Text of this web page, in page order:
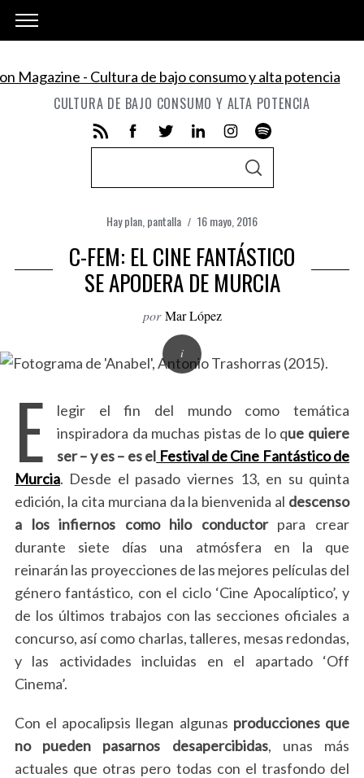
CULTURA DE BAJO CONSUMO Y ALTA POTENCIA
c
h
f
:
S
C
H
Hay plan pantalla 16 mayo, 2016
C-FEM: EL CINE FANTÁSTICO
SE APODERA DE MURCIA
por Mar López
E
legir el fin del mundo como temática
inspiradora da muchas pistas de lo que quiere
ser – y es – esel Festival de Cine Fantástico de
Murcia. Desde el pasado viernes 13, en su quinta
edición, la cita murciana da la bienvenida al descenso
a los infiernos como hilo conductorpara crear
durante siete días una atmósfera en la que
reinarán las proyecciones de las mejores películas del
género fantástico, con el ciclo ‘Cine Apocalíptico’, y
de los últimos trabajos con las secciones oficiales a
concurso, así como charlas, talleres, mesas redondas,
y las actividades incluidas en el apartado ‘Off
Cinema’.
Con el apocalipsis llegan algunas producciones que
no pueden pasarnos desapercibidas, unas más
actuales que otras pero todas con el trasfondo del